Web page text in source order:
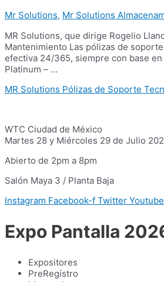
Mr Solutions, Mr Solutions
MR Solutions, que dirige Rogelio
Mantenimiento Las pólizas de
efectiva 24/365, siempre con base
Platinum – …
MR Solutions Pólizas de Soporte
WTC Ciudad de México
Martes 28 y Miércoles 29 de Julio
Abierto de 2pm a 8pm
Salón Maya 3 / Planta Baja
Instagram Facebook-f Twitter Youtube
Expo Pantalla
Expositores
PreRegístro